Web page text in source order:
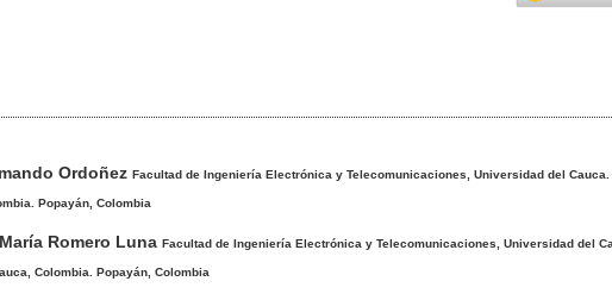
Ordoñez Facultad de Ingeniería Electrónica y Telecomunicaciones, Universidad del Cauca.
Popayán, Colombia
Romero Luna Facultad de Ingeniería Electrónica y Telecomunicaciones, Universidad del
Colombia. Popayán, Colombia